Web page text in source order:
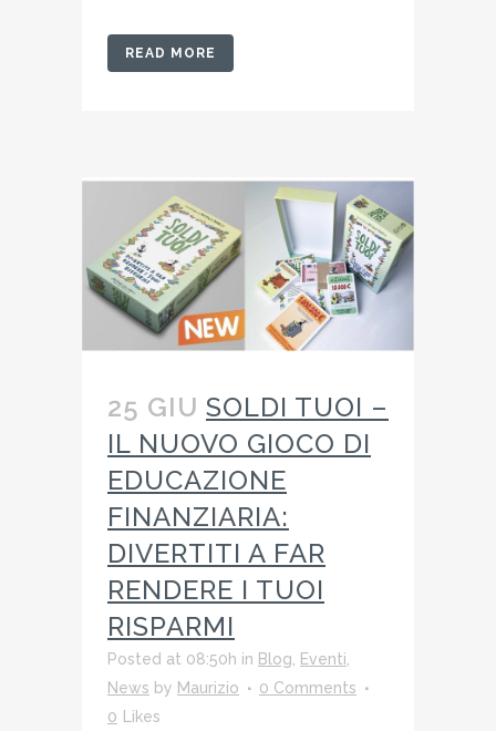
READ MORE
25 GIU SOLDI TUOI –
IL NUOVO GIOCO DI
EDUCAZIONE
FINANZIARIA:
DIVERTITI A FAR
RENDERE I TUOI
RISPARMI
Posted at 08:50h in Blog Eventi
News by Maurizio
0 Comments
0 Likes